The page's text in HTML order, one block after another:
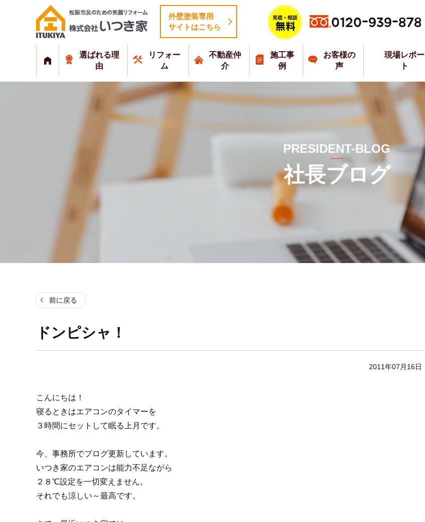
外壁塗装専用
サイトはこちら
0120-939-878
選ばれる理
由
リフォー
ム
不動産仲
介
施工事
例
お客様の
声
現場レポー
ト
PRESIDENT-BLOG
社長ブログ
前に戻る
ドンピシャ！
2011年07月16日
こんにちは！
寝るときはエアコンのタイマーを
３時間にセットして眠る上月です。
今、事務所でブログ更新しています。
いつき家のエアコンは能力不足ながら
２８℃設定を一切変えません。
それでも涼しい～最高です。